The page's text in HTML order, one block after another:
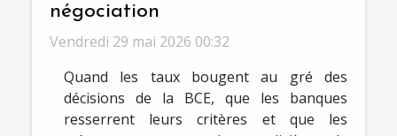
négociation
Vendredi 29 mai 2026 00:32
Quand les taux bougent au gré des
décisions de la BCE, que les banques
resserrent leurs critères et que les